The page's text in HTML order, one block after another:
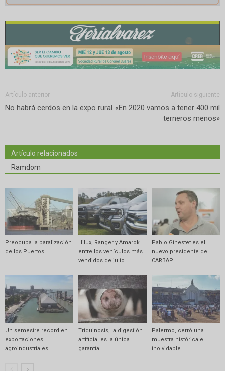
Artículo anterior
No habrá cerdos en la expo rural
Artículo siguiente
«En 2020 vamos a tener 400 mil
terneros menos»
Artículo relacionados
Ramdom
Preocupa la paralización
de los Puertos
Hilux, Ranger y Amarok
entre los vehículos más
vendidos de julio
Pablo Ginestet es el
nuevo presidente de
CARBAP
Un semestre record en
exportaciones
agroindustriales
Triquinosis, la digestión
artificial es la única
garantía
Palermo, cerró una
muestra histórica e
inolvidable